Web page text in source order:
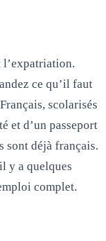
l’expatriation.
ce qu’il faut
scolarisés
et d’un passeport
sont déjà français.
y a quelques
complet.